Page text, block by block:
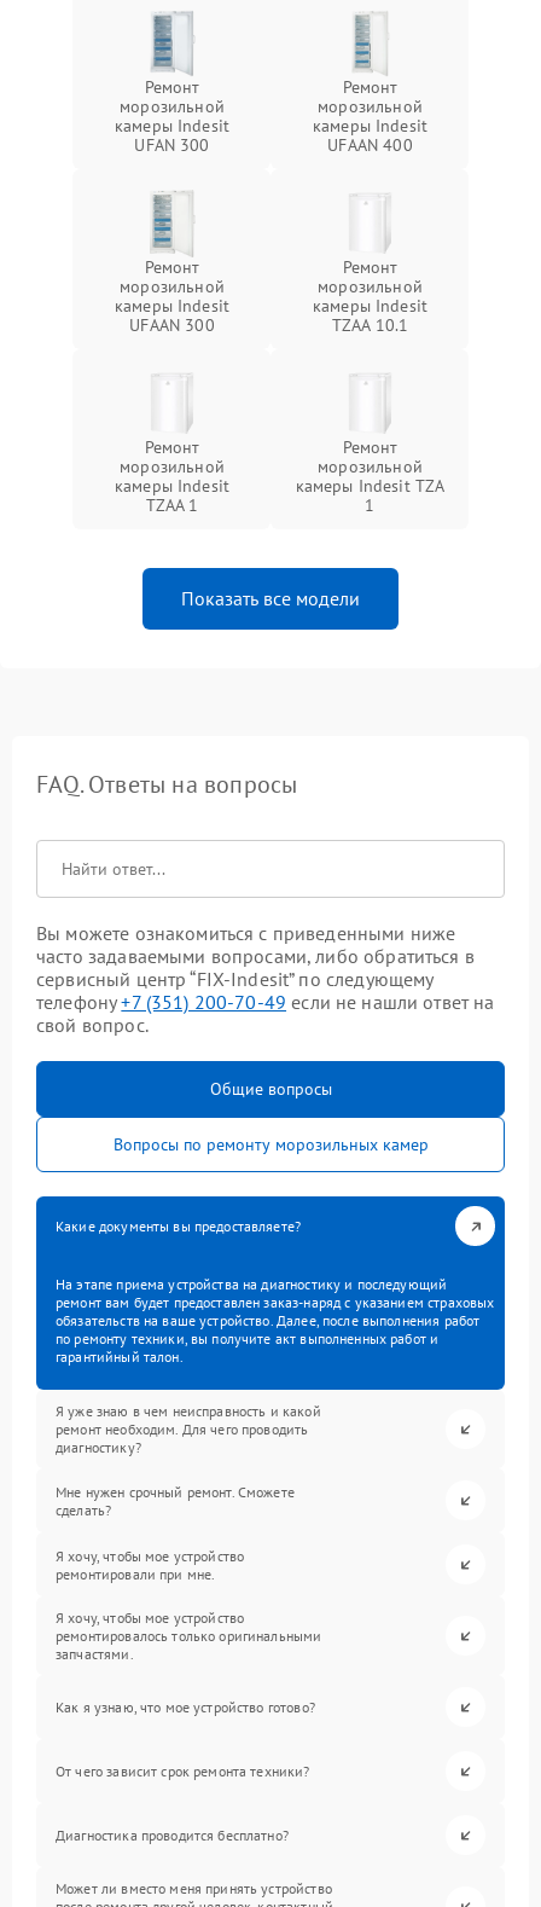
Ремонт
морозильной
камеры Indesit
UFAN 300
Ремонт
морозильной
камеры Indesit
UFAAN 400
Ремонт
морозильной
камеры Indesit
UFAAN 300
Ремонт
морозильной
камеры Indesit
TZAA 10.1
Ремонт
морозильной
камеры Indesit
TZAA 1
Ремонт
морозильной
камеры Indesit TZA
1
Показать все модели
FAQ. Ответы на вопросы
Вы можете ознакомиться с приведенными ниже
часто задаваемыми вопросами, либо обратиться в
сервисный центр “FIX-Indesit” по следующему
телефону+7 (351) 200-70-49 если не нашли ответ на
свой вопрос.
Общие вопросы
Вопросы по ремонту морозильных камер
Какие документы вы предоставляете?
На этапе приема устройства на диагностику и последующий
ремонт вам будет предоставлен заказ-наряд с указанием страховых
обязательств на ваше устройство. Далее, после выполнения работ
по ремонту техники, вы получите акт выполненных работ и
гарантийный талон.
Я уже знаю в чем неисправность и какой
ремонт необходим. Для чего проводить
диагностику?
Мне нужен срочный ремонт. Сможете
сделать?
Я хочу, чтобы мое устройство
ремонтировали при мне.
Я хочу, чтобы мое устройство
ремонтировалось только оригинальными
запчастями.
Как я узнаю, что мое устройство готово?
От чего зависит срок ремонта техники?
Диагностика проводится бесплатно?
Может ли вместо меня принять устройство